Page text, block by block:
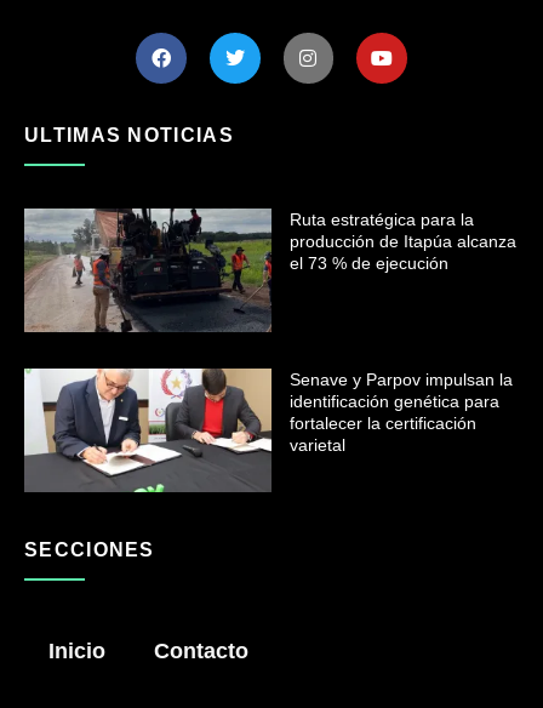
ULTIMAS NOTICIAS
Ruta estratégica para la
producción de Itapúa alcanza
el 73 % de ejecución
Senave y Parpov impulsan la
identificación genética para
fortalecer la certificación
varietal
SECCIONES
Inicio Contacto